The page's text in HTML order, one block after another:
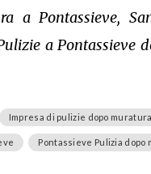
a Pontassieve,
a Pontassieve
Impresa di pulizie dopo
Pontassieve Pulizia dopo